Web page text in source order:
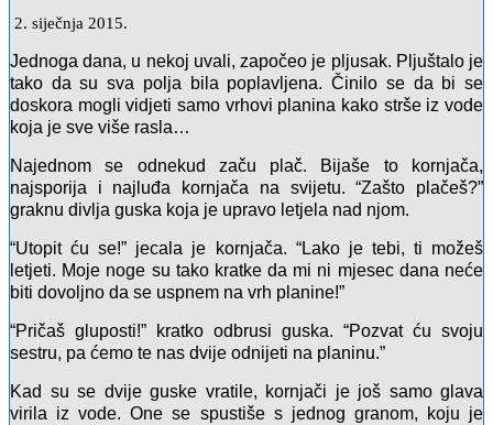
2. siječnja 2015.
Jednoga dana, u nekoj uvali, započeo je pljusak. Pljuštalo je
tako da su sva polja bila poplavljena. Činilo se da bi se
doskora mogli vidjeti samo vrhovi planina kako strše iz vode
koja je sve više rasla…
Najednom se odnekud začu plač. Bijaše to kornjača,
najsporija i najluđa kornjača na svijetu. “Zašto plačeš?”
graknu divlja guska koja je upravo letjela nad njom.
“Utopit ću se!” jecala je kornjača. “Lako je tebi, ti možeš
letjeti. Moje noge su tako kratke da mi ni mjesec dana neće
biti dovoljno da se uspnem na vrh planine!”
“Pričaš gluposti!” kratko odbrusi guska. “Pozvat ću svoju
sestru, pa ćemo te nas dvije odnijeti na planinu.”
Kad su se dvije guske vratile, kornjači je još samo glava
virila iz vode. One se spustiše s jednog granom, koju je